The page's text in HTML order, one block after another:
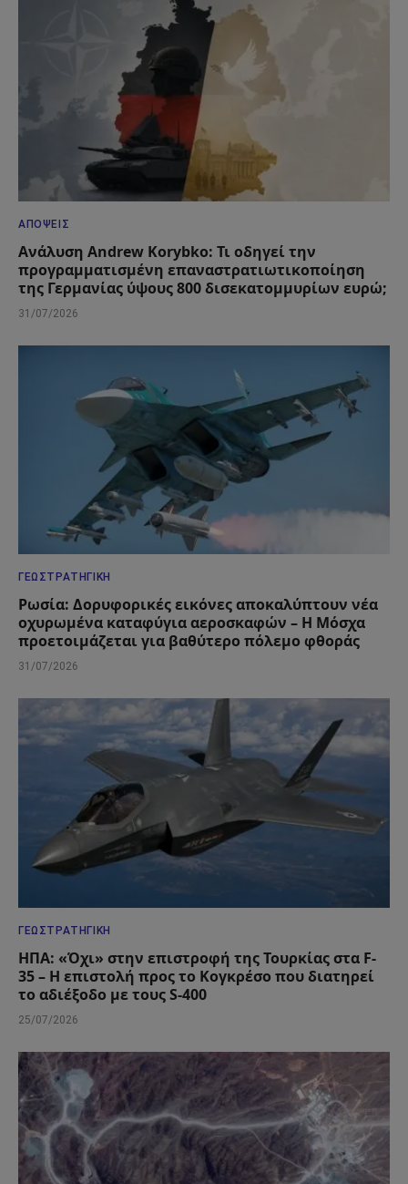
ΑΠΌΨΕΙΣ
Ανάλυση Andrew Korybko: Τι οδηγεί την
προγραμματισμένη επαναστρατιωτικοποίηση
της Γερμανίας ύψους 800 δισεκατομμυρίων ευρώ;
31/07/2026
ΓΕΩΣΤΡΑΤΗΓΙΚΉ
Ρωσία: Δορυφορικές εικόνες αποκαλύπτουν νέα
οχυρωμένα καταφύγια αεροσκαφών – Η Μόσχα
προετοιμάζεται για βαθύτερο πόλεμο φθοράς
31/07/2026
ΓΕΩΣΤΡΑΤΗΓΙΚΉ
ΗΠΑ: «Όχι» στην επιστροφή της Τουρκίας στα F-
35 – Η επιστολή προς το Κογκρέσο που διατηρεί
το αδιέξοδο με τους S-400
25/07/2026